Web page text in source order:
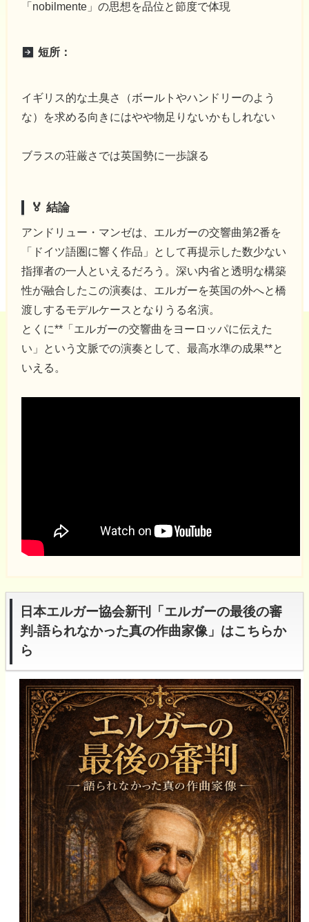
「nobilmente」の思想を品位と節度で体現
短所：
イギリス的な土臭さ（ボールトやハンドリーのよう
な）を求める向きにはやや物足りないかもしれない
ブラスの荘厳さでは英国勢に一歩譲る
🏅 結論
アンドリュー・マンゼは、エルガーの交響曲第2番を
「ドイツ語圏に響く作品」として再提示した数少ない
指揮者の一人といえるだろう。深い内省と透明な構築
性が融合したこの演奏は、エルガーを英国の外へと橋
渡しするモデルケースとなりうる名演。
とくに**「エルガーの交響曲をヨーロッパに伝えた
い」という文脈での演奏として、最高水準の成果**と
いえる。
日本エルガー協会新刊「エルガーの最後の審
判-語られなかった真の作曲家像」はこちらか
ら